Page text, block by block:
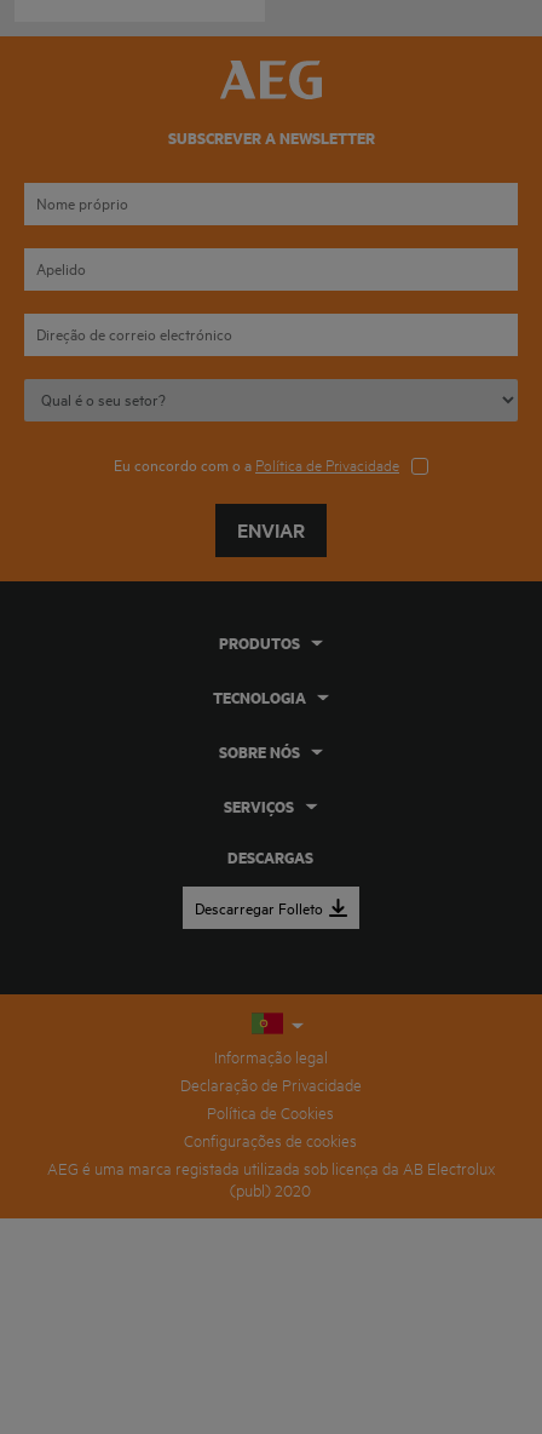
SUBSCREVER A NEWSLETTER
Eu concordo com o a Política de Privacidade
ENVIAR
DESCARGAS
Descarregar Folleto
PRODUTOS
TECNOLOGIA
SOBRE NÓS
SERVIÇOS
Informação legal
Declaração de Privacidade
Política de Cookies
Configurações de cookies
AEG é uma marca registada utilizada sob licença da AB Electrolux
(publ) 2020